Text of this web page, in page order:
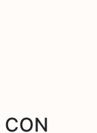
CON